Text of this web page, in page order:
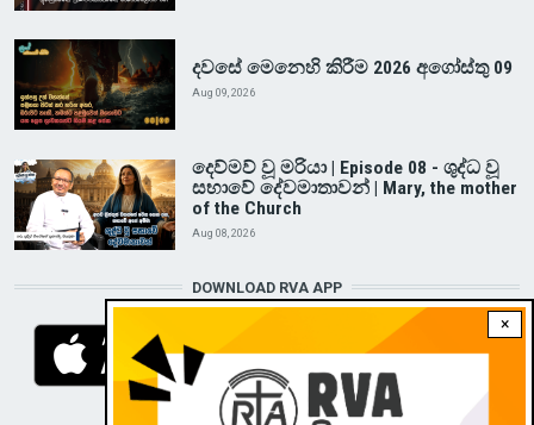
×
දවසේ මෙනෙහි කිරීම 2026 අගෝස්තු 09
Aug 09, 2026
දෙව්මව් වූ මරියා | Episode 08 - ශුද්ධ වූ
සභාවේ දේවමාතාවන් | Mary, the mother
of the Church
Aug 08, 2026
DOWNLOAD RVA APP